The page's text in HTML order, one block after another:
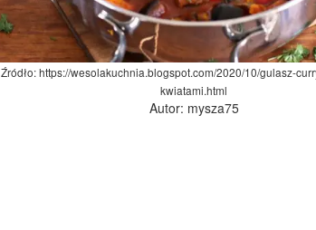
Źródło: https://wesolakuchnia.blogspot.com/2020/10/gulasz-
kwiatami.html
Autor: mysza75